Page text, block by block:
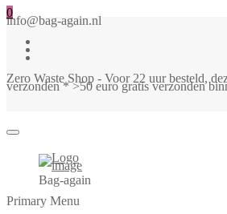
0
info@bag-again.nl
Zero Waste Shop - Voor 22 uur besteld,
verzonden * >50 euro gratis verzonden
Bag-again
Primary Menu